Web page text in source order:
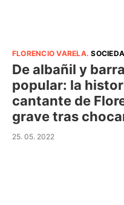
FLORENCIO VARELA.
De albañil y
popular: la
cantante de
grave tras
25. 05. 2022